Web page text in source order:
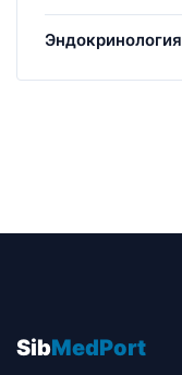
Эндокринология
SibMedPort